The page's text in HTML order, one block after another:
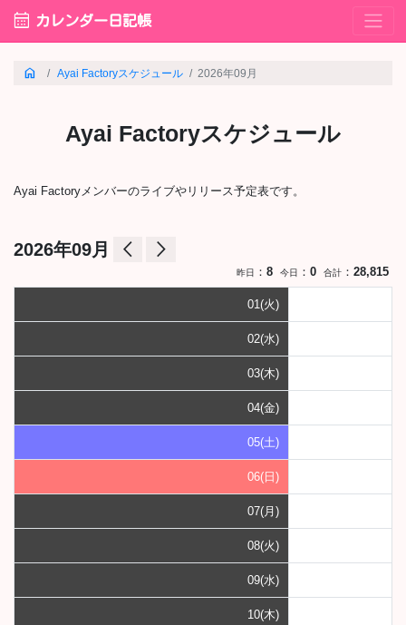
calendar_month カレンダー日記帳
home Ayai Factoryスケジュール 2026年09月
Ayai Factoryスケジュール
Ayai Factoryメンバーのライブやリリース予定表です。
2026年09月 arrow_back_ios arrow_forward_ios
昨日 ： 8 今日 ： 0 合計 ： 28,815
01(火)
02(水)
03(木)
04(金)
05(土)
06(日)
07(月)
08(火)
09(水)
10(木)